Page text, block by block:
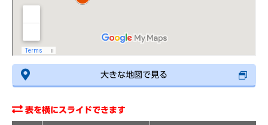
大きな地図で見る
表を横にスライドできます